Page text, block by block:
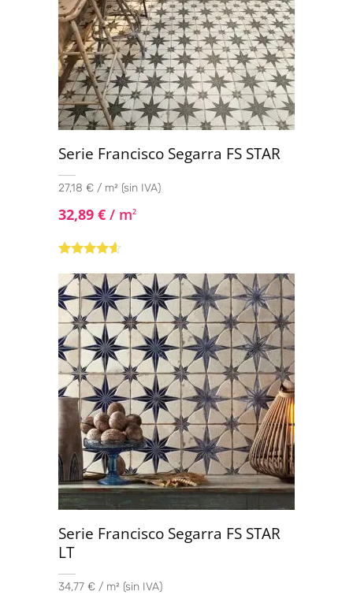
Serie Francisco Segarra FS STAR
27,18 € / m² (sin IVA)
32,89 € / m2
con4.44
de 5
Serie Francisco Segarra FS STAR
LT
34,77 € / m² (sin IVA)